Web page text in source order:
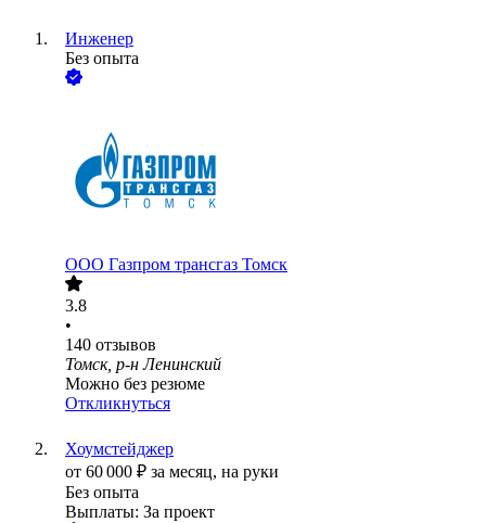
Инженер
Без опыта
ООО Газпром трансгаз Томск
3.8
•
140 отзывов
Томск, р-н Ленинский
Можно без резюме
Откликнуться
Хоумстейджер
от 60 000 ₽ за месяц, на руки
Без опыта
Выплаты: За проект